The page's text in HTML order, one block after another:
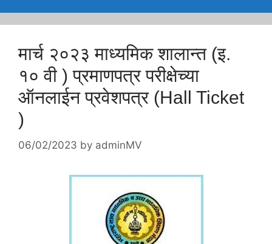
मार्च २०२३ माध्यमिक शालान्त (इ.
१० वी ) प्रमाणपत्र परीक्षेच्या
ऑनलाईन प्रवेशपत्र (Hall Ticket
)
06/02/2023 by adminMV